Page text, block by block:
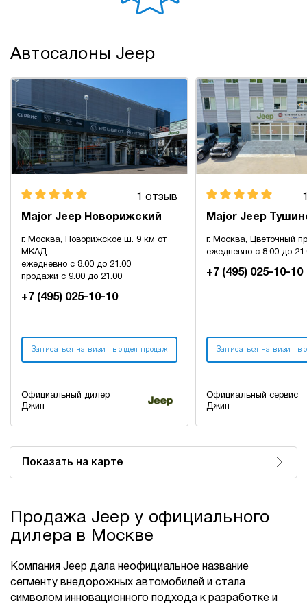
Показать на карте
Автосалоны Jeep
1 отзыв
Major Jeep Новорижский
г. Москва, Новорижское ш. 9 км от
МКАД
ежедневно с 8.00 до 21.00
продажи с 9.00 до 21.00
+7 (495) 025-10-10
Записаться на визит в отдел продаж
Официальный дилер
Джип
Major Jeep
г. Москва, Цветочный
ежедневно с 8.00 до
+7 (495) 025-10-10
Записаться на визит в
Официальный сервис
Джип
Продажа Jeep у официального
дилера в Москве
Компания Jeep дала неофициальное название
сегменту внедорожных автомобилей и стала
символом инновационного подхода к разработке и